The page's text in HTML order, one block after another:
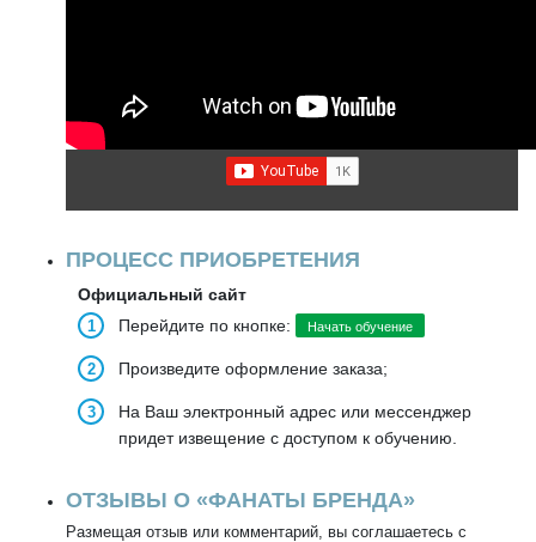
ПРОЦЕСС ПРИОБРЕТЕНИЯ
Официальный сайт
Перейдите по кнопке:
Начать обучение
Произведите оформление заказа;
На Ваш электронный адрес или мессенджер
придет извещение с доступом к обучению.
ОТЗЫВЫ О «ФАНАТЫ БРЕНДА»
Размещая отзыв или комментарий, вы соглашаетесь с